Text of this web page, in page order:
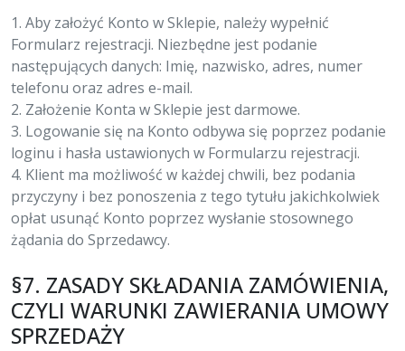
1. Aby założyć Konto w Sklepie, należy wypełnić
Formularz rejestracji. Niezbędne jest podanie
następujących danych: Imię, nazwisko, adres, numer
telefonu oraz adres e-mail.
2. Założenie Konta w Sklepie jest darmowe.
3. Logowanie się na Konto odbywa się poprzez podanie
loginu i hasła ustawionych w Formularzu rejestracji.
4. Klient ma możliwość w każdej chwili, bez podania
przyczyny i bez ponoszenia z tego tytułu jakichkolwiek
opłat usunąć Konto poprzez wysłanie stosownego
żądania do Sprzedawcy.
§7. ZASADY SKŁADANIA ZAMÓWIENIA,
CZYLI WARUNKI ZAWIERANIA UMOWY
SPRZEDAŻY